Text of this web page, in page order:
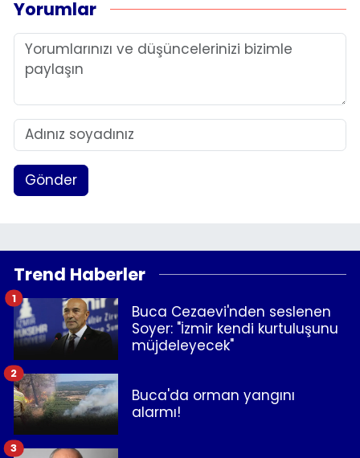
Yorumlar
Gönder
Trend Haberler
Buca Cezaevi'nden seslenen
Soyer: "İzmir kendi kurtuluşunu
müjdeleyecek"
1
Buca'da orman yangını
alarmı!
2
3